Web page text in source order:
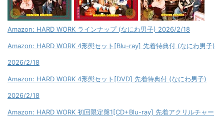
Amazon: HARD WORK ラインナップ (なにわ男子) 2026/2/18
Amazon: HARD WORK 4形態セット[Blu-ray] 先着特典付 (なにわ男子)
2026/2/18
Amazon: HARD WORK 4形態セット[DVD] 先着特典付 (なにわ男子)
2026/2/18
Amazon: HARD WORK 初回限定盤1[CD+Blu-ray] 先着アクリルチャー